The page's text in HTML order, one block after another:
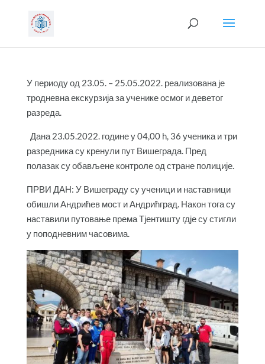
У периоду од 23.05. – 25.05.2022. реализована је
тродневна екскурзија за ученике осмог и деветог
разреда.
Дана 23.05.2022. године у 04,00 h, 36 ученика и три
разредника су кренули пут Вишеграда. Пред
полазак су обављене контроле од стране полиције.
ПРВИ ДАН: У Вишеграду су ученици и наставници
обишли Андрићев мост и Андрићград. Након тога су
наставили путовање према Тјентишту гдје су стигли
у поподневним часовима.